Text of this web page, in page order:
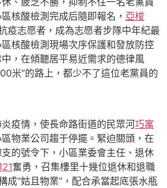
核酸檢測完成后隨即報名， 亞梭
疫志愿者，成為志愿者步隊中年紀最
核酸檢測現場次序保護和發放防控
，在傾聽居平易近需求的德律風
米”的路上，都少不了這位老黨員的
情，使長命路街道的民眾河巧寓
物業公司趨于停擺。緊迫關頭，在
的號令下，小區業委會主任、退休
奮勇，召集樓里十幾位退休和退職
成“姑且物業”，配合承當起底張水瓶